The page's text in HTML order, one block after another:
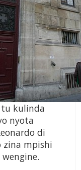
kulinda
nyota
di
zina mpishi